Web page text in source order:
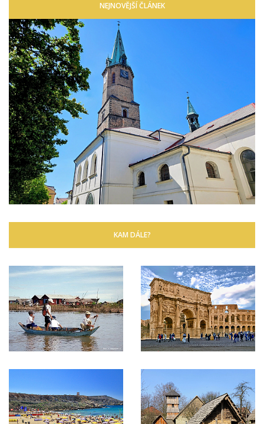
NEJNOVĚJŠÍ ČLÁNEK
KAM DÁLE?